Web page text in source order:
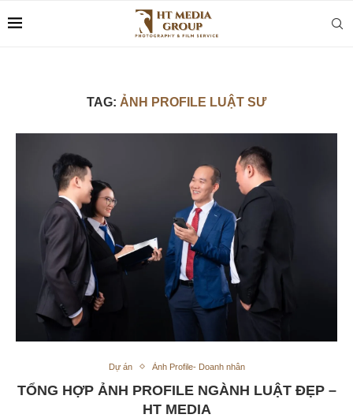
TAG: ẢNH PROFILE LUẬT SƯ
Dự án Ảnh Profile- Doanh nhân
TỔNG HỢP ẢNH PROFILE NGÀNH LUẬT ĐẸP –
HT MEDIA